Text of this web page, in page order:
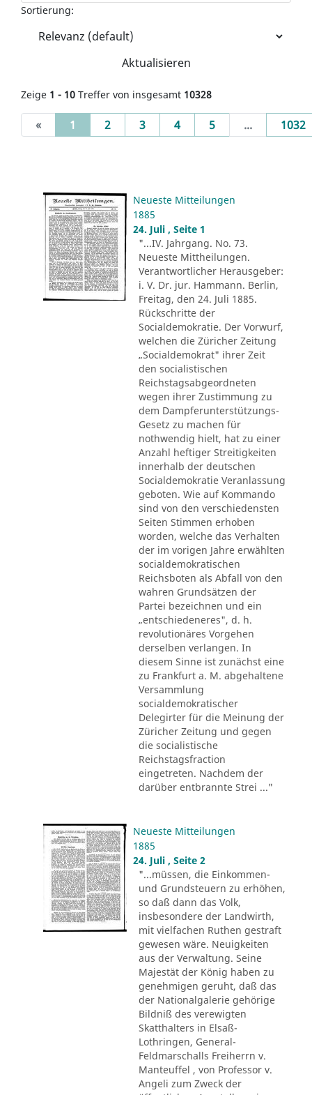
Sortierung:
Aktualisieren
Zeige 1 - 10 Treffer von insgesamt 10328
« 1 (current)
2 3 4 5 ... 1032
Neueste Mitteilungen
1885
24. Juli , Seite 1
"...IV. Jahrgang. No. 73.
Neueste Mittheilungen.
Verantwortlicher Herausgeber:
i. V. Dr. jur. Hammann. Berlin,
Freitag, den 24. Juli 1885.
Rückschritte der
Socialdemokratie. Der Vorwurf,
welchen die Züricher Zeitung
„Socialdemokrat" ihrer Zeit
den socialistischen
Reichstagsabgeordneten
wegen ihrer Zustimmung zu
dem Dampferunterstützungs-
Gesetz zu machen für
nothwendig hielt, hat zu einer
Anzahl heftiger Streitigkeiten
innerhalb der deutschen
Socialdemokratie Veranlassung
geboten. Wie auf Kommando
sind von den verschiedensten
Seiten Stimmen erhoben
worden, welche das Verhalten
der im vorigen Jahre erwählten
socialdemokratischen
Reichsboten als Abfall von den
wahren Grundsätzen der
Partei bezeichnen und ein
„entschiedeneres", d. h.
revolutionäres Vorgehen
derselben verlangen. In
diesem Sinne ist zunächst eine
zu Frankfurt a. M. abgehaltene
Versammlung
socialdemokratischer
Delegirter für die Meinung der
Züricher Zeitung und gegen
die socialistische
Reichstagsfraction
eingetreten. Nachdem der
darüber entbrannte Strei ..."
Neueste Mitteilungen
1885
24. Juli , Seite 2
"...müssen, die Einkommen-
und Grundsteuern zu erhöhen,
so daß dann das Volk,
insbesondere der Landwirth,
mit vielfachen Ruthen gestraft
gewesen wäre. Neuigkeiten
aus der Verwaltung. Seine
Majestät der König haben zu
genehmigen geruht, daß das
der Nationalgalerie gehörige
Bildniß des verewigten
Skatthalters in Elsaß-
Lothringen, General-
Feldmarschalls Freiherrn v.
Manteuffel , von Professor v.
Angeli zum Zweck der